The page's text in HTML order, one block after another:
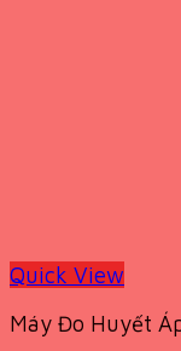
Quick View
Máy Đo Huyết